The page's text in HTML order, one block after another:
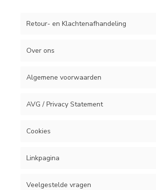
Retour- en Klachtenafhandeling
Over ons
Algemene voorwaarden
AVG / Privacy Statement
Cookies
Linkpagina
Veelgestelde vragen